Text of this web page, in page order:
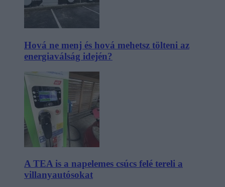
Hová ne menj és hová mehetsz tölteni az
energiaválság idején?
A TEA is a napelemes csúcs felé tereli a
villanyautósokat